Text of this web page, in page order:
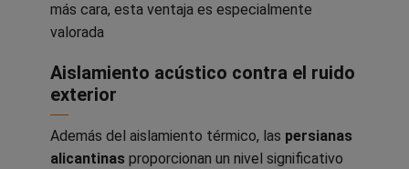
más cara, esta ventaja es especialmente
valorada
Aislamiento acústico contra el ruido
exterior
Además del aislamiento térmico, las persianas
alicantinas proporcionan un nivel significativo